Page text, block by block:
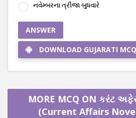
નવેમ્બરના ત્રીજા બુધવારે
ANSWER
DOWNLOAD GUJARATI
MORE MCQ ON કરંટ
(Current Affairs